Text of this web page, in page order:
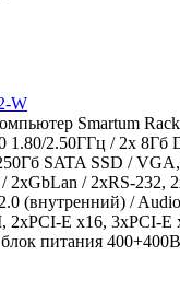
W
Smartum
1.80/2.50ГГц / 2x
SATA SSD /
/ 2xRS-232,
(внутренний) /
2xPCI-E x16, 3xPCI-E
питания